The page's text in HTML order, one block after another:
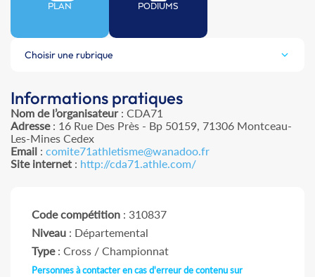
PLAN PODIUMS
Choisir une rubrique
Informations pratiques
Nom de l’organisateur: CDA71
Adresse: 16 Rue Des Près - Bp 50159, 71306 Montceau-
Les-Mines Cedex
Email : comite71athletisme@wanadoo.fr
Site internet : http://cda71.athle.com/
Code compétition : 310837
Niveau : Départemental
Type: Cross / Championnat
Personnes à contacter en cas d'erreur de contenu sur